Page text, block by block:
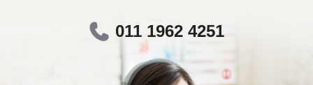
011 1962 4251